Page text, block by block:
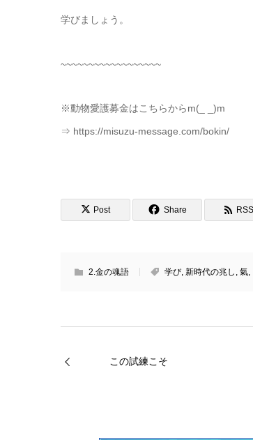
学びましょう。
~~~~~~~~~~~~~~~~~~
※動物愛護募金はこちらからm(_ _)m
⇒ https://misuzu-message.com/bokin/
Post Share RSS
2.金の魂語 学び, 新時代の兆し , 氣,
この試練こそ